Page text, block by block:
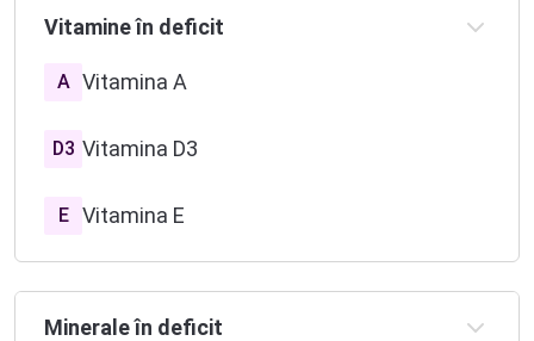
Vitamine în deficit
A Vitamina A
D3 Vitamina D3
E Vitamina E
Minerale în deficit